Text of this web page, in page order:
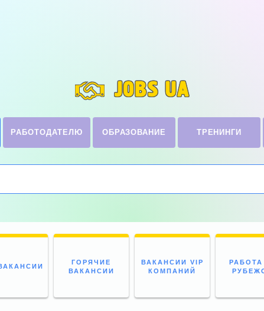
JOBS UA
РАБОТОДАТЕЛЮ ОБРАЗОВАНИЕ ТРЕНИНГИ
ГОРЯЧИЕ
ВАКАНСИИ
ВАКАНСИИ VIP
КОМПАНИЙ